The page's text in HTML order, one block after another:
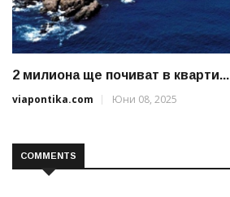
2 милиона ще почиват в кварти...
viapontika.com
Юни 08, 2025
COMMENTS